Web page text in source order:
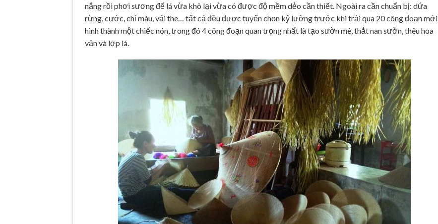
nắng rồi phơi sương để lá vừa khô lại vừa có được độ mềm dẻo cần thiết. Ngoài ra cần chuẩn bị: dứa
rừng, cước, chỉ màu, vải the… tất cả đều được tuyển chọn kỹ lưỡng trước khi trải qua 20 công đoạn mới
hình thành một chiếc nón, trong đó 4 công đoạn quan trọng nhất là tạo sườn mê, thắt nan sườn, thêu hoa
văn và lợp lá.